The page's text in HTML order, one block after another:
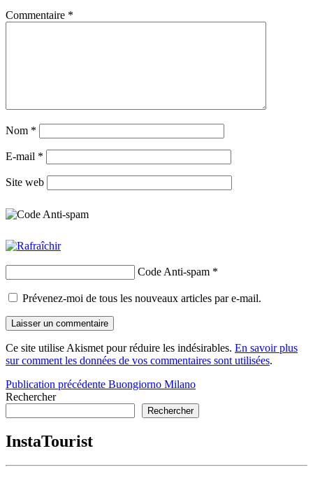
Commentaire *
Nom *
E-mail *
Site web
Code Anti-spam *
Prévenez-moi de tous les nouveaux articles par e-mail.
Ce site utilise Akismet pour réduire les indésirables. En savoir plus
sur comment les données de vos commentaires sont utilisées.
Navigation
de
l’article
Publication précédente Buongiorno Milano
Rechercher
Rechercher
InstaTourist